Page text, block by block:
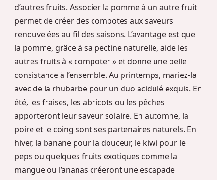
d’autres fruits. Associer la pomme à un autre fruit
permet de créer des compotes aux saveurs
renouvelées au fil des saisons. L’avantage est que
la pomme, grâce à sa pectine naturelle, aide les
autres fruits à « compoter » et donne une belle
consistance à l’ensemble. Au printemps, mariez-la
avec de la rhubarbe pour un duo acidulé exquis. En
été, les fraises, les abricots ou les pêches
apporteront leur saveur solaire. En automne, la
poire et le coing sont ses partenaires naturels. En
hiver, la banane pour la douceur, le kiwi pour le
peps ou quelques fruits exotiques comme la
mangue ou l’ananas créeront une escapade